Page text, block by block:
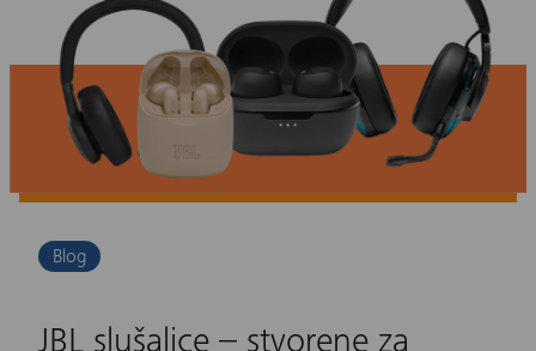
Blog
JBL slušalice – stvorene za